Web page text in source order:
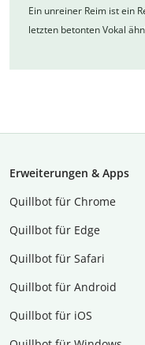
Ein unreiner Reim ist ein
letzten betonten Vokal
Erweiterungen & Apps
Quillbot für Chrome
Quillbot für Edge
Quillbot für Safari
Quillbot für Android
Quillbot für iOS